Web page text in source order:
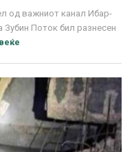
од важниот канал Ибар-
Поток бил разнесен